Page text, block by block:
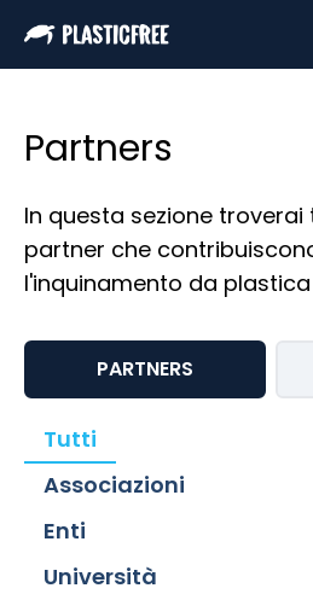
Partners
In questa sezione
partner che
l'inquinamento da plastica
PARTNERS
Tutti
Associazioni
Enti
Università